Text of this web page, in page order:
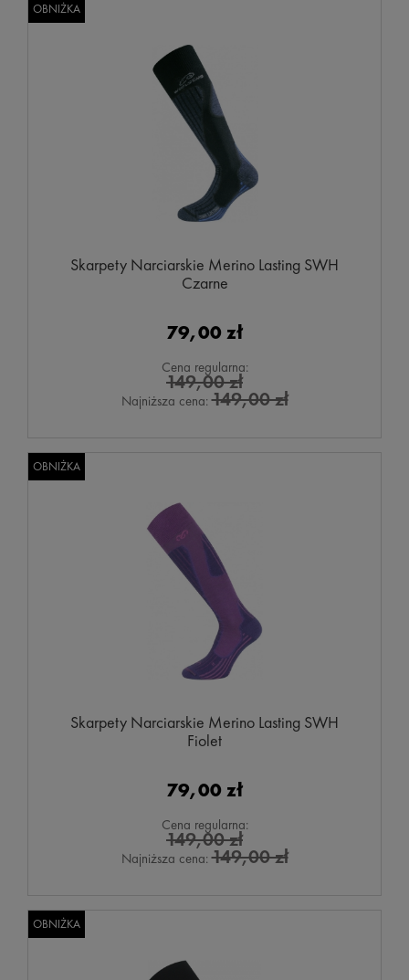
Skarpety Narciarskie Merino Lasting SWH
Czarne
79,00 zł
Cena regularna:
149,00 zł
Najniższa cena:149,00 zł
OBNIŻKA
Skarpety Narciarskie Merino Lasting SWH
Fiolet
79,00 zł
Cena regularna:
149,00 zł
Najniższa cena:149,00 zł
OBNIŻKA
OBNIŻKA